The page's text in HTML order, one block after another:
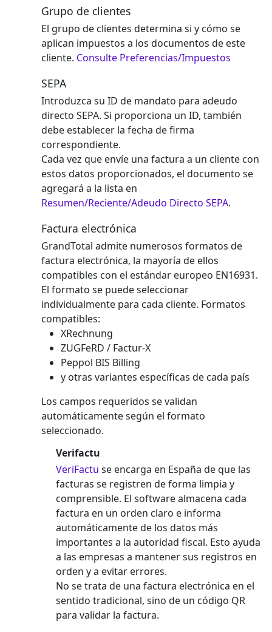
Grupo de clientes
El grupo de clientes determina si y cómo se
aplican impuestos a los documentos de este
cliente. Consulte Preferencias/Impuestos
SEPA
Introduzca su ID de mandato para adeudo
directo SEPA. Si proporciona un ID, también
debe establecer la fecha de firma
correspondiente.
Cada vez que envíe una factura a un cliente con
estos datos proporcionados, el documento se
agregará a la lista en
Resumen/Reciente/Adeudo Directo SEPA.
Factura electrónica
GrandTotal admite numerosos formatos de
factura electrónica, la mayoría de ellos
compatibles con el estándar europeo EN16931.
El formato se puede seleccionar
individualmente para cada cliente. Formatos
compatibles:
XRechnung
ZUGFeRD / Factur-X
Peppol BIS Billing
y otras variantes específicas de cada país
Los campos requeridos se validan
automáticamente según el formato
seleccionado.
Verifactu
VeriFactu se encarga en España de que las
facturas se registren de forma limpia y
comprensible. El software almacena cada
factura en un orden claro e informa
automáticamente de los datos más
importantes a la autoridad fiscal. Esto ayuda
a las empresas a mantener sus registros en
orden y a evitar errores.
No se trata de una factura electrónica en el
sentido tradicional, sino de un código QR
para validar la factura.